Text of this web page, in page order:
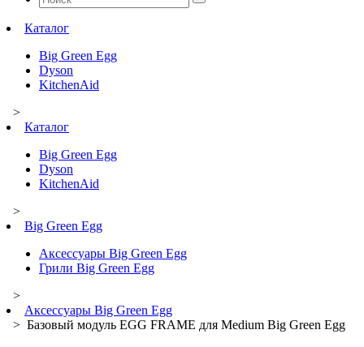
Каталог
Big Green Egg
Dyson
KitchenAid
>
Каталог
Big Green Egg
Dyson
KitchenAid
>
Big Green Egg
Аксессуары Big Green Egg
Грили Big Green Egg
>
Аксессуары Big Green Egg
> Базовый модуль EGG FRAME для Medium Big Green Egg